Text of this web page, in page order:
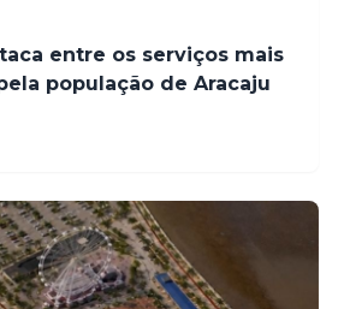
entre os serviços mais
população de Aracaju